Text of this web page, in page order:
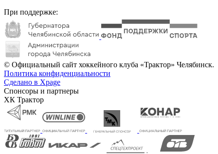
При поддержке:
© Официальный сайт хоккейного клуба «Трактор» Челябинск.
Политика конфиденциальности
Сделано в Xpage
Спонсоры и партнеры
ХК Трактор